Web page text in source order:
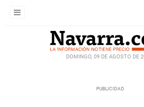
DOMINGO, 09 DE AGOSTO DE